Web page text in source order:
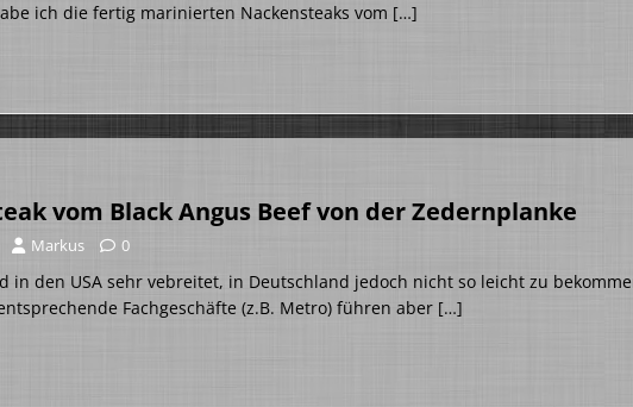
ich die fertig marinierten Nackensteaks vom […]
vom Black Angus Beef von der Zedernplanke
Markus 0
in den USA sehr vebreitet, in Deutschland jedoch nicht so leicht zu
Fachgeschäfte (z.B. Metro) führen aber […]